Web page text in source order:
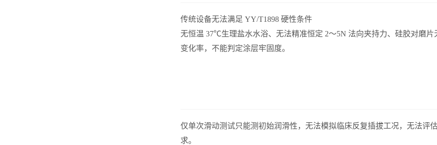
传统设备无法满足 YY/T1898 硬性条件
无恒温 37℃生理盐水水浴、无法精准恒定 2～5N 法向夹持力、硅胶对磨
变化率，不能判定涂层牢固度。
仅单次滑动测试只能测初始润滑性，无法模拟临床反复插拔工况，无法评
求。